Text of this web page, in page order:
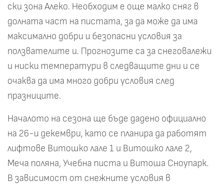
ски зона Алеко. Необходим е още малко сняг в
долната част на пистата, за да може да има
максимално добри и безопасни условия за
ползвателите и. Прогнозите са за снеговалежи
и ниски температури в следващите дни и се
очаква да има много добри условия след
празниците.
Началото на сезона ще бъде дадено официално
на 26-и декември, като се планира да работят
лифтове Витошко лале 1 и Витошко лале 2,
Меча поляна, Учебна писта и Витоша Сноупарк.
В зависимост от снежните условия в